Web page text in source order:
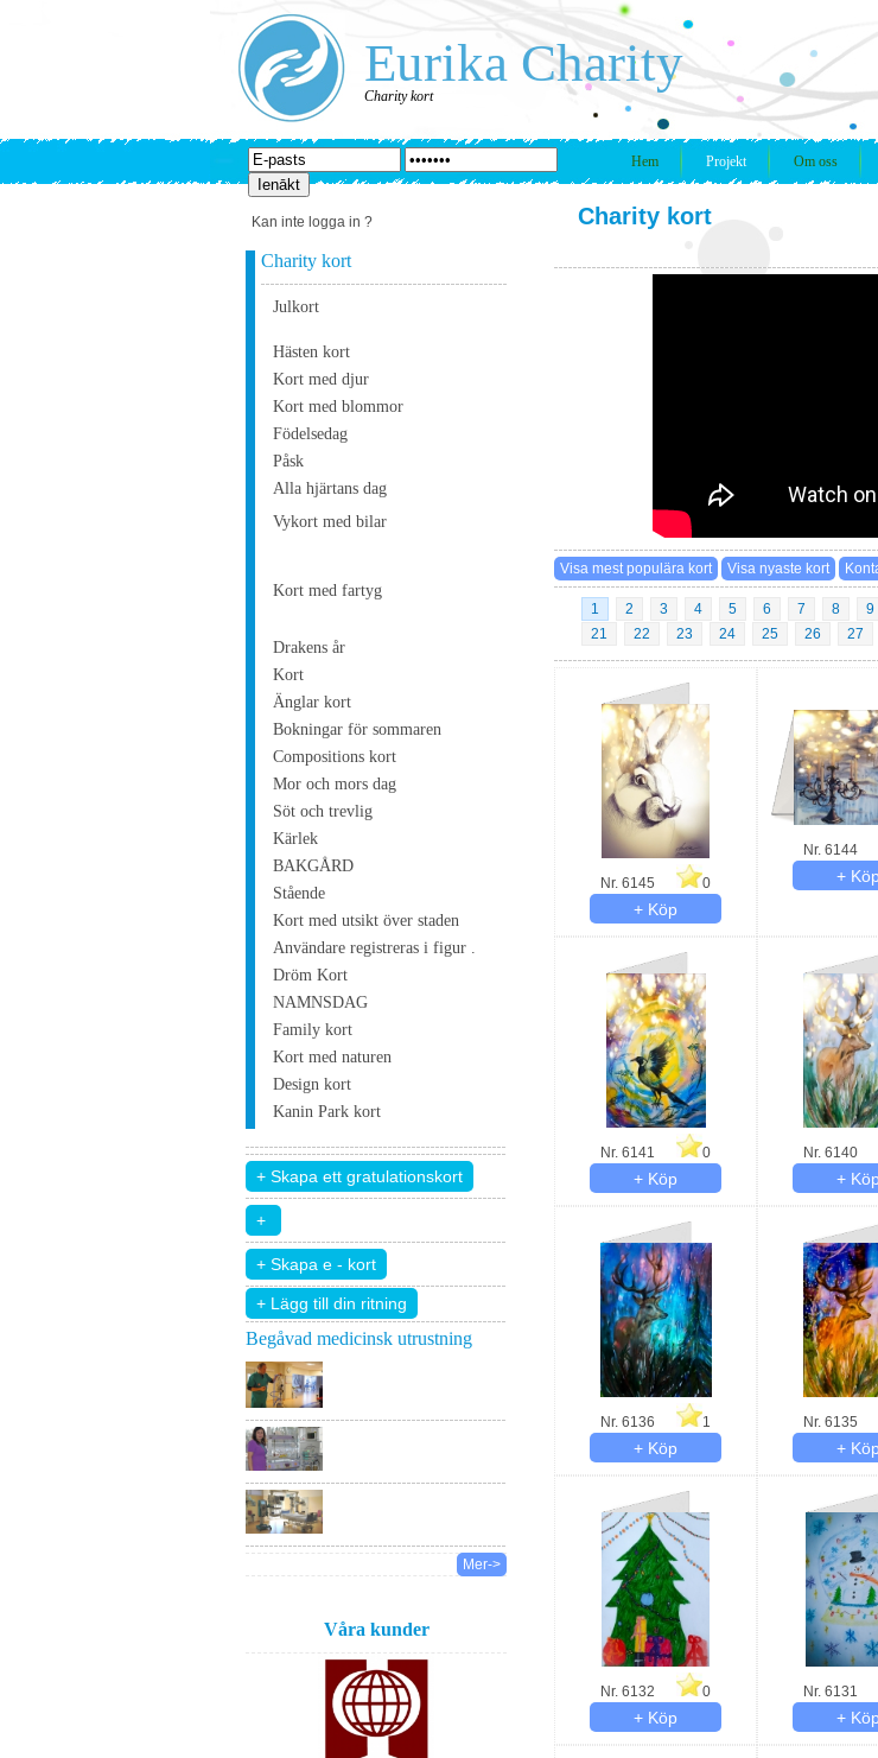
Eurika Charity
Charity kort
Hem Projekt Om oss
Kan inte logga in ?
Charity kort
Julkort
Hästen kort
Kort med djur
Kort med blommor
Födelsedag
Påsk
Alla hjärtans dag
Vykort med bilar
Kort med fartyg
Drakens år
Kort
Änglar kort
Bokningar för sommaren
Compositions kort
Mor och mors dag
Söt och trevlig
Kärlek
BAKGÅRD
Stående
Kort med utsikt över staden
Användare registreras i figur .
Dröm Kort
NAMNSDAG
Family kort
Kort med naturen
Design kort
Kanin Park kort
+ Lägg till din ritning
Begåvad medicinsk utrustning
Mer->
Våra kunder
Charity kort
1 2 3 4 5 6 7 8 9
21
22 23 24 25 26 27
Nr. 6145 0
Nr. 6144
Nr. 6141 0 Nr. 6140
Nr. 6136 1 Nr. 6135
Nr. 6132 0 Nr. 6131